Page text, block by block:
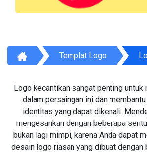
Templat Logo
Logo kecantikan sangat penting untuk
dalam persaingan ini dan
identitas yang dapat dikenali.
mengesankan dengan beberapa
bukan lagi mimpi, karena Anda dapat
desain logo riasan yang dibuat dengan